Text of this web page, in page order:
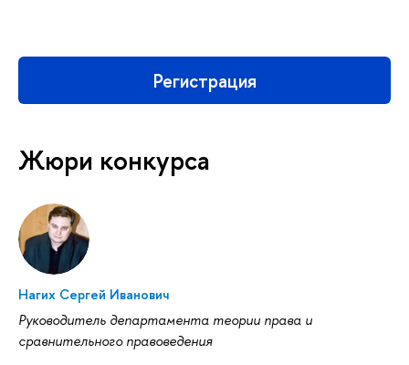
Регистрация
Жюри конкурса
Нагих Сергей Иванович
Руководитель департамента теории права и
сравнительного правоведения